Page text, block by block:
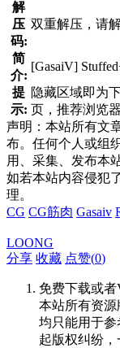
解
压
码:
双重解压，请
简
介:
[GasaiV]
提
示:
隐藏区域即为
页，推荐浏览
声明：本站所有文
布。任何个人或组
用、采集、发布本
如若本站内容侵犯
理。
CG CG筋肉 Gasaiv
LOONG
分享 收藏 点赞(0)
免费下载或
本站所有资
均只能用于参
起版权纠纷